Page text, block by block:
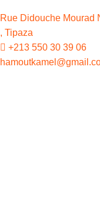
Rue Didouche Mourad
, Tipaza
+213 550 30 39 06